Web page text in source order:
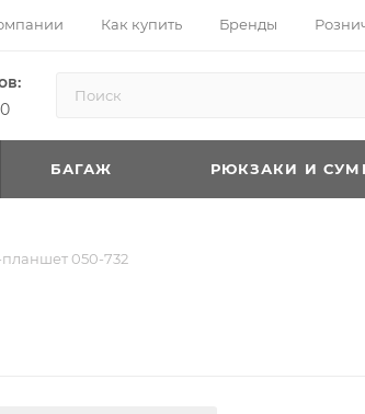
Как купить Бренды
БАГАЖ РЮКЗАКИ И
050-732